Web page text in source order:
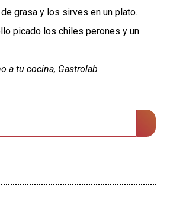
grasa y los sirves en un plato.
picado los chiles perones y un
a tu cocina, Gastrolab